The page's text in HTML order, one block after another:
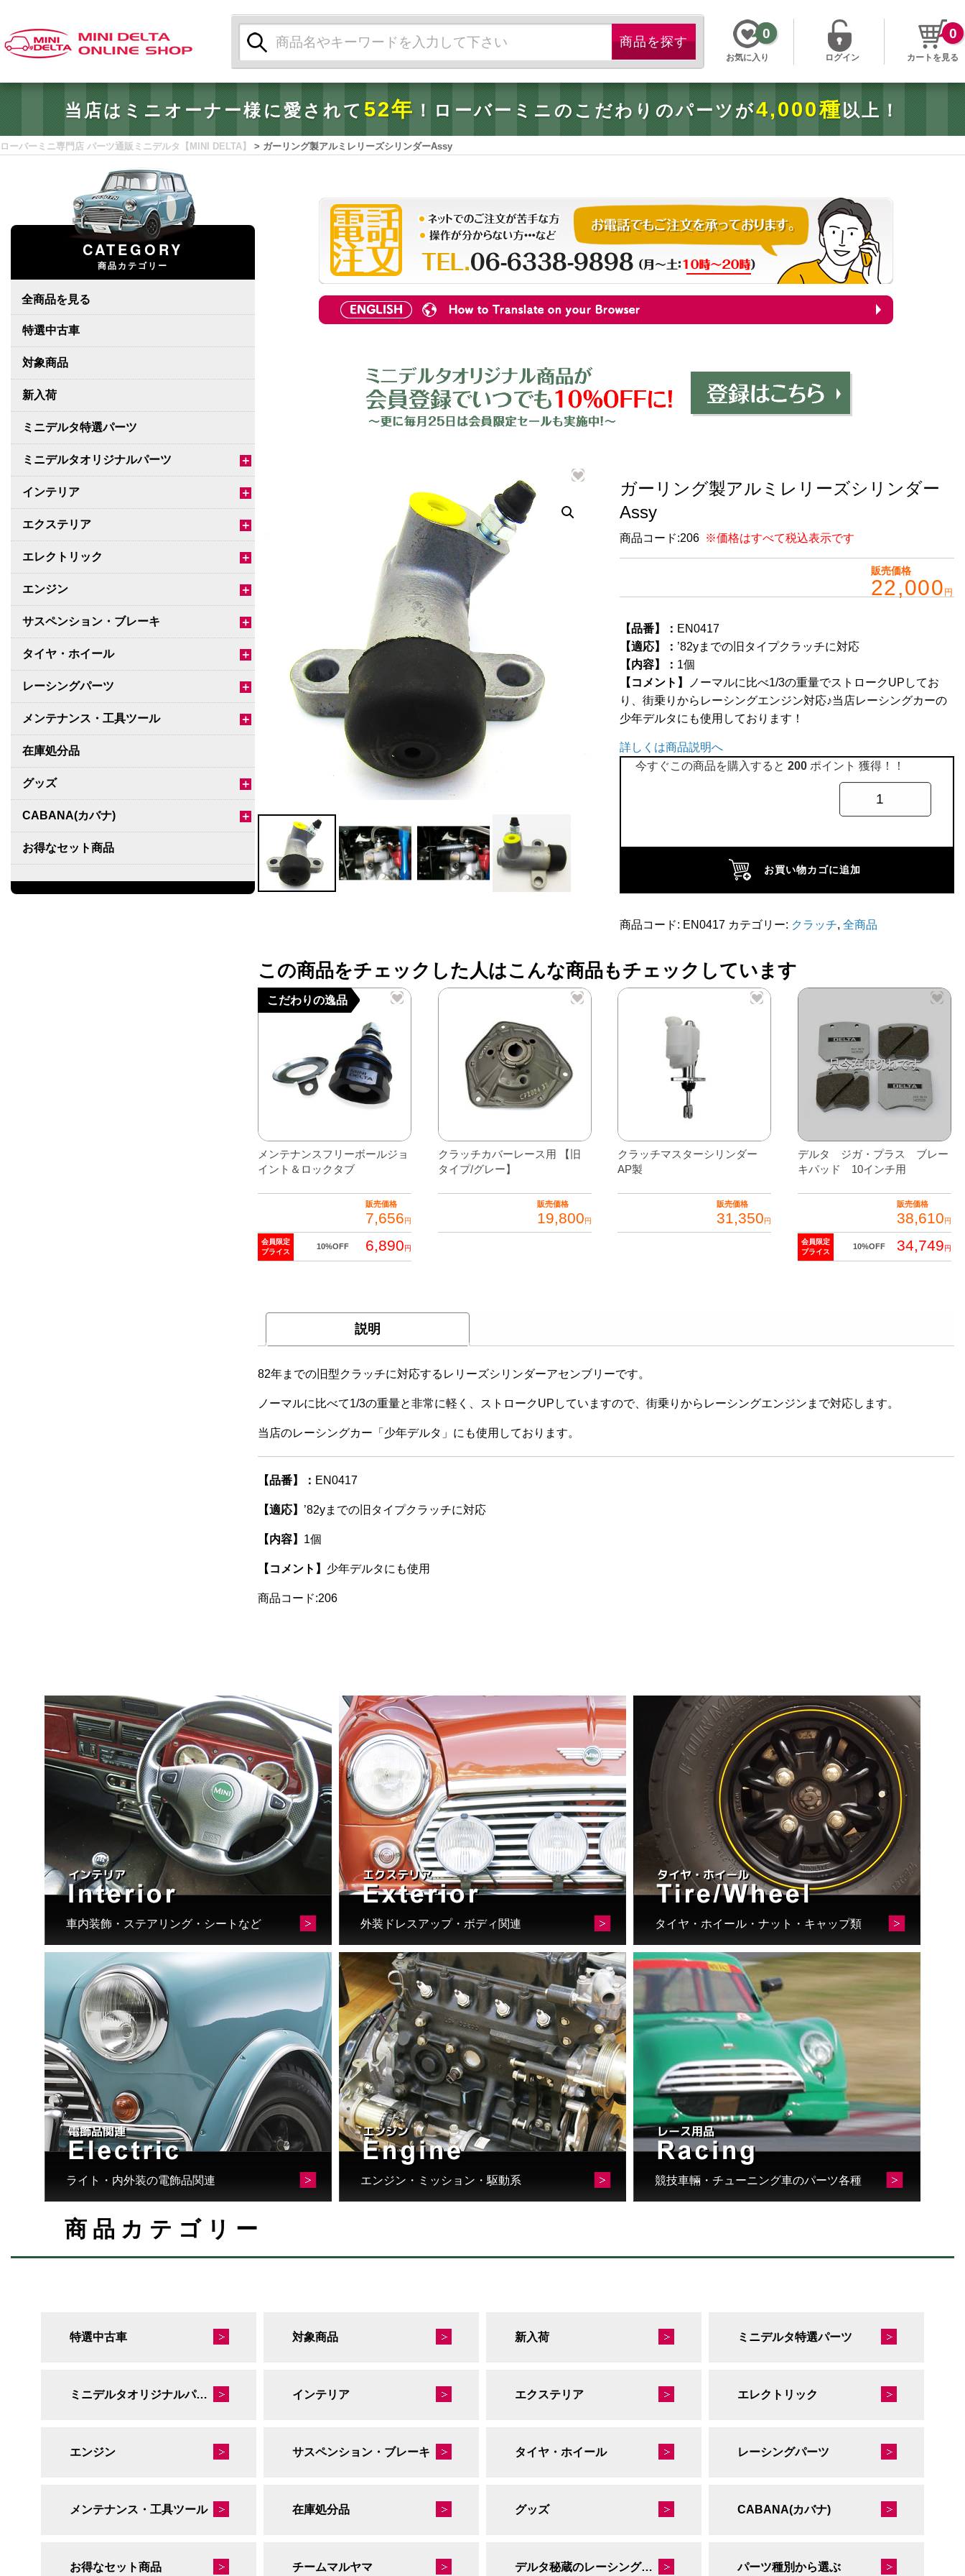
索:
お気に入り
0
ログイン カートを見る
0
当店はミニオーナー様に愛されて52年 ！ローバーミニのこだわりのパーツが4,000種 以上！
ローバーミニ専門店 パーツ通販ミニデルタ【MINI DELTA】 > ガーリング製アルミレリーズシリンダーAssy
CATEGORY
商品カテゴリー
全商品を見る
特選中古車
対象商品
新入荷
ミニデルタ特選パーツ
＋
ミニデルタオリジナルパーツ
＋
インテリア
＋
エクステリア
＋
エレクトリック
＋
エンジン
＋
サスペンション・ブレーキ
＋
タイヤ・ホイール
＋
レーシングパーツ
＋
メンテナンス・工具ツール
在庫処分品
＋
グッズ
＋
CABANA(カバナ)
お得なセット商品
チームマルヤマ
ガーリング製アルミレリーズシリンダー
Assy
商品コード:206 ※価格はすべて税込表示です
販売価格
22,000 円
【品番】： EN0417
【適応】： ’82yまでの旧タイプクラッチに対応
【内容】： 1個
【コメント】
ノーマルに比べ1/3の重量でストロークUPしてお
り、街乗りからレーシングエンジン対応♪当店レーシングカーの
少年デルタにも使用しております！
詳しくは商品説明へ
今すぐこの商品を購入すると200 ポイント 獲得！！
製
ル
レ
リ
Assy
個
お買い物カゴに追加
商品コード: EN0417 カテゴリー: クラッチ,全商品
この商品をチェックした人はこんな商品もチェックしています
こだわりの逸品
メンテナンスフリーボールジョ
イント＆ロックタブ
販売価格
7,656円
会員限定
プライス
10%OFF 6,890円
クラッチカバーレース用 【旧
タイプ/グレー】
販売価格
19,800円
クラッチマスターシリンダー
AP製
販売価格
31,350円
デルタ ジガ・プラス ブレー
キパッド 10インチ用
販売価格
38,610円
会員限定
プライス
10%OFF 34,749円
説明
82年までの旧型クラッチに対応するレリーズシリンダーアセンブリーです。
ノーマルに比べて1/3の重量と非常に軽く、ストロークUPしていますので、街乗りからレーシングエンジンまで対応します。
当店のレーシングカー「少年デルタ」にも使用しております。
【品番】： EN0417
【適応】 ’82yまでの旧タイプクラッチに対応
【内容】 1個
【コメント】 少年デルタにも使用
商品コード:206
車内装飾・ステアリング・シートなど 外装ドレスアップ・ボディ関連 タイヤ・ホイール・ナット・キャップ類
ライト・内外装の電飾品関連 エンジン・ミッション・駆動系 競技車輛・チューニング車のパーツ各種
商品カテゴリー
特選中古車 対象商品 新入荷 ミニデルタ特選パーツ
ミニデルタオリジナルパーツ インテリア エクステリア エレクトリック
エンジン サスペンション・ブレーキ タイヤ・ホイール レーシングパーツ
メンテナンス・工具ツール 在庫処分品 グッズ CABANA(カバナ)
お得なセット商品 チームマルヤマ デルタ秘蔵のレーシングコレクション パーツ種別から選ぶ